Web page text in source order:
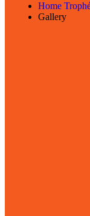
Home
Gallery